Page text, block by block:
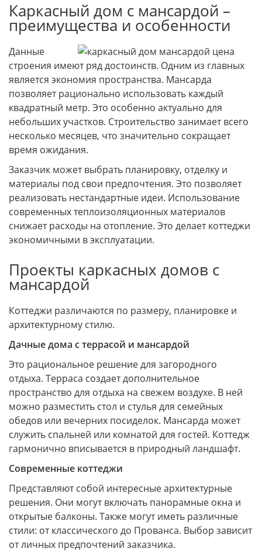
Каркасный дом с мансардой –
преимущества и особенности
Данные
строения имеют ряд достоинств. Одним из главных
является экономия пространства. Мансарда
позволяет рационально использовать каждый
квадратный метр. Это особенно актуально для
небольших участков. Строительство занимает всего
несколько месяцев, что значительно сокращает
время ожидания.
Заказчик может выбрать планировку, отделку и
материалы под свои предпочтения. Это позволяет
реализовать нестандартные идеи. Использование
современных теплоизоляционных материалов
снижает расходы на отопление. Это делает коттеджи
экономичными в эксплуатации.
Проекты каркасных домов с
мансардой
Коттеджи различаются по размеру, планировке и
архитектурному стилю.
Дачные дома с террасой и мансардой
Это рациональное решение для загородного
отдыха. Терраса создает дополнительное
пространство для отдыха на свежем воздухе. В ней
можно разместить стол и стулья для семейных
обедов или вечерних посиделок. Мансарда может
служить спальней или комнатой для гостей. Коттедж
гармонично вписывается в природный ландшафт.
Современные коттеджи
Представляют собой интересные архитектурные
решения. Они могут включать панорамные окна и
открытые балконы. Также могут иметь различные
стили: от классического до Прованса. Выбор зависит
от личных предпочтений заказчика.